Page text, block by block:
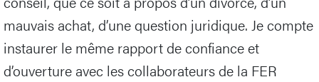
mauvais achat, d’une question juridique. Je compte
instaurer le même rapport de confiance et
d’ouverture avec les collaborateurs de la FER